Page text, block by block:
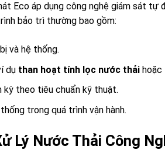
Eco áp dụng công nghệ giám sát tự
bảo trì thường bao gồm:
và hệ thống.
dụ than hoạt tính lọc nước thảihoặc
kỳ theo tiêu chuẩn kỹ thuật.
trong quá trình vận hành.
Lý Nước Thải Công